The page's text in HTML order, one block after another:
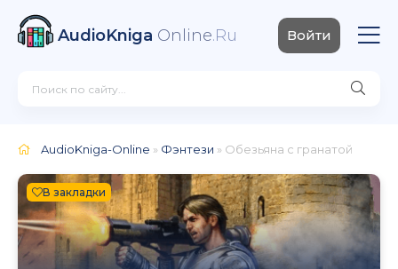
AudioKniga Online.Ru Войти
AudioKniga-Online » Фэнтези » Обезьяна с гранатой
В закладки